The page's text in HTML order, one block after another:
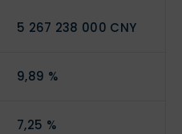
5 267 238 000 CNY
9,89 %
7,25 %